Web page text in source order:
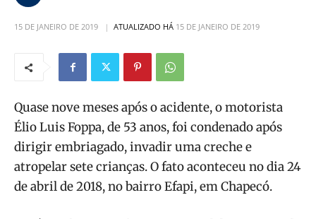
15 DE JANEIRO DE 2019 ATUALIZADO HÁ 15 DE JANEIRO DE 2019
Quase nove meses após o acidente, o motorista
Élio Luis Foppa, de 53 anos, foi condenado após
dirigir embriagado, invadir uma creche e
atropelar sete crianças. O fato aconteceu no dia 24
de abril de 2018, no bairro Efapi, em Chapecó.